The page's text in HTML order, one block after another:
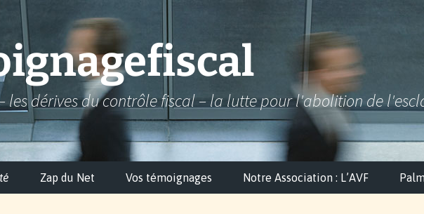
les dérives du contrôle fiscal – la lutte pour l'abolition de
Zap du Net Vos témoignages Notre Association : L’AVF